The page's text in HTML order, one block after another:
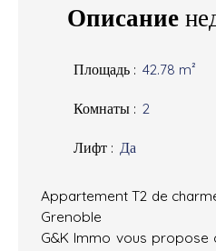
Описание
Площадь : 42.78 m²
Комнаты : 2
Лифт : Да
Appartement T2 de
Grenoble
G&K Immo vous